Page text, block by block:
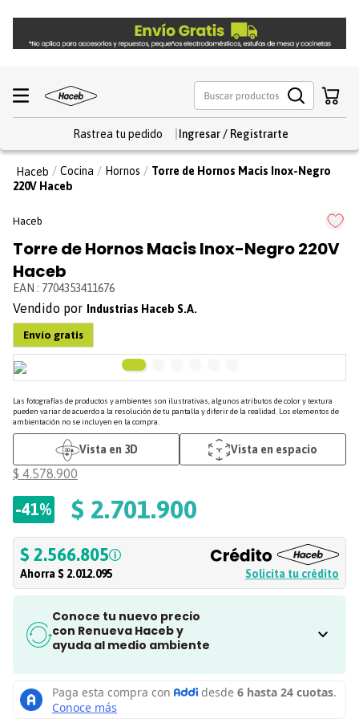
Rastrea tu pedido
Cocina Hornos
Torre de Hornos Macis Inox-Negro
220V Haceb
Haceb
Torre de Hornos Macis Inox-Negro 220V
Haceb
EAN : 7704353411676
Industrias Haceb S.A.
Las fotografías de productos y ambientes son ilustrativas, algunos atributos de color y textura
pueden variar de acuerdo a la resolución de tu pantalla y diferir de la realidad. Los elementos de
ambientación no se incluyen en la compra.
Vista en 3D Vista en espacio
$ 4.578.900
-41% $ 2.701.900
$ 2.566.805
Ahorra $ 2.012.095 Solicita tu crédito
Conoce tu nuevo precio
con Renueva Haceb y
ayuda al medio ambiente